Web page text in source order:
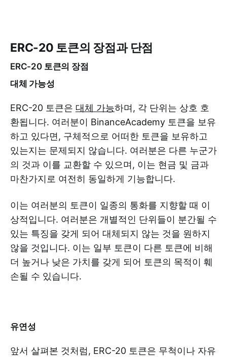
ERC-20 토큰의 장점과 단점
ERC-20 토큰의 장점
대체 가능성
ERC-20 토큰은 대체 가능하며, 각 단위는 상호 호
환됩니다. 여러분이 BinanceAcademy 토큰을 보유
하고 있다면, 구체적으로 어떠한 토큰을 보유하고
있는지는 문제되지 않습니다. 여러분은 다른 누군가
의 것과 이를 교환할 수 있으며, 이는 현금 및 금과
마찬가지로 여전히 동일하게 기능합니다.
이는 여러분의 토큰이 일종의 통화를 지향할 때 이
상적입니다. 여러분은 개별적인 단위들이 분간될 수
있는 특징을 갖게 되어 대체되지 않는 것을 원하지
않을 것입니다. 이는 일부 토큰이 다른 토큰에 비해
더 높거나 낮은 가치를 갖게 되어 토큰의 목적이 훼
손될 수 있습니다.
유연성
앞서 살펴본 것처럼, ERC-20 토큰은 무척이나 자유